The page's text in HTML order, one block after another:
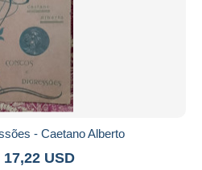
- Caetano Alberto
17,22 USD